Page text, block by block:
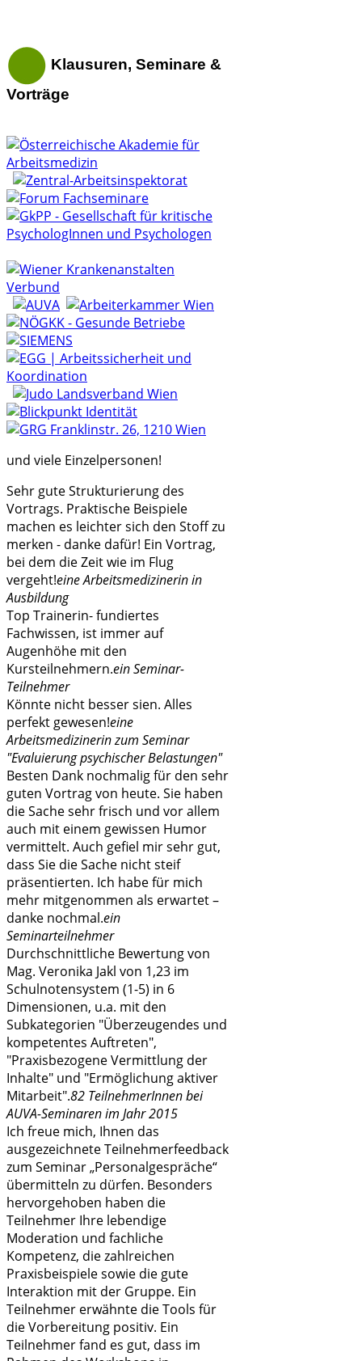
Klausuren, Seminare &
Vorträge
und viele Einzelpersonen!
Sehr gute Strukturierung des
Vortrags. Praktische Beispiele
machen es leichter sich den Stoff zu
merken - danke dafür! Ein Vortrag,
bei dem die Zeit wie im Flug
vergeht!eine Arbeitsmedizinerin in
Ausbildung
Top Trainerin- fundiertes
Fachwissen, ist immer auf
Augenhöhe mit den
Kursteilnehmern.ein Seminar-
Teilnehmer
Könnte nicht besser sien. Alles
perfekt gewesen!eine
Arbeitsmedizinerin zum Seminar
"Evaluierung psychischer Belastungen"
Besten Dank nochmalig für den sehr
guten Vortrag von heute. Sie haben
die Sache sehr frisch und vor allem
auch mit einem gewissen Humor
vermittelt. Auch gefiel mir sehr gut,
dass Sie die Sache nicht steif
präsentierten. Ich habe für mich
mehr mitgenommen als erwartet –
danke nochmal.ein
Seminarteilnehmer
Durchschnittliche Bewertung von
Mag. Veronika Jakl von 1,23 im
Schulnotensystem (1-5) in 6
Dimensionen, u.a. mit den
Subkategorien "Überzeugendes und
kompetentes Auftreten",
"Praxisbezogene Vermittlung der
Inhalte" und "Ermöglichung aktiver
Mitarbeit".82 TeilnehmerInnen bei
AUVA-Seminaren im Jahr 2015
Ich freue mich, Ihnen das
ausgezeichnete Teilnehmerfeedback
zum Seminar „Personalgespräche“
übermitteln zu dürfen. Besonders
hervorgehoben haben die
Teilnehmer Ihre lebendige
Moderation und fachliche
Kompetenz, die zahlreichen
Praxisbeispiele sowie die gute
Interaktion mit der Gruppe. Ein
Teilnehmer erwähnte die Tools für
die Vorbereitung positiv. Ein
Teilnehmer fand es gut, dass im